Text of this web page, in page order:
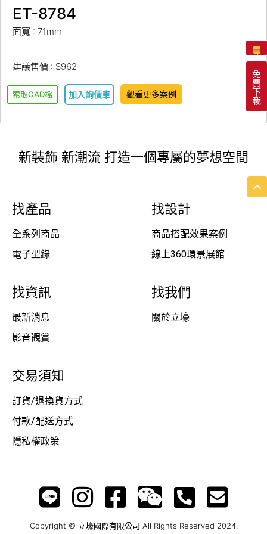
ET-8784
面寬 : 71mm
建議售價 : $962
索取CAD檔 加入詢價車 觀看更多案例
免
費
下
載
新裝飾 新潮流 打造一個專屬的夢想空間
找產品
全系列商品
電子型錄
找設計
商品搭配效果案例
線上360環景展館
找資訊
最新消息
影音觀賞
找我們
關於立壕
交易須知
訂貨/退換貨方式
付款/配送方式
隱私權政策
Copyright © 立壕國際有限公司 All Rights Reserved 2024.